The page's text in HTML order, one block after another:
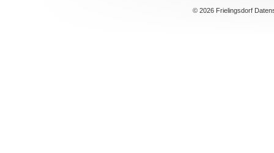
© 2026 Frielingsdorf